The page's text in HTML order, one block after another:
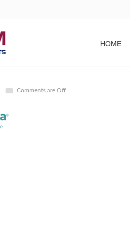
HOME
Comments are Off